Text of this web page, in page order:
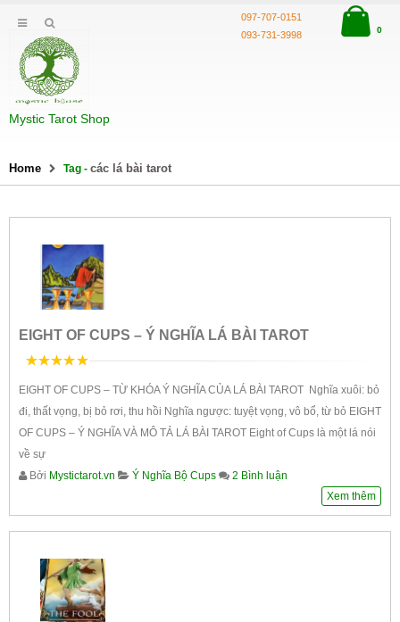
Mystic Tarot Shop
097-707-0151
093-731-3998
0
Home Tag - các lá bài tarot
EIGHT OF CUPS – Ý NGHĨA LÁ BÀI TAROT
EIGHT OF CUPS – TỪ KHÓA Ý NGHĨA CỦA LÁ BÀI TAROT Nghĩa xuôi: bỏ
đi, thất vọng, bị bỏ rơi, thu hồi Nghĩa ngược: tuyệt vọng, vô bổ, từ bỏ EIGHT
OF CUPS – Ý NGHĨA VÀ MÔ TẢ LÁ BÀI TAROT Eight of Cups là một lá nói
về sự
Bởi Mystictarot.vn Ý Nghĩa Bộ Cups
2 Bình luận
Xem thêm